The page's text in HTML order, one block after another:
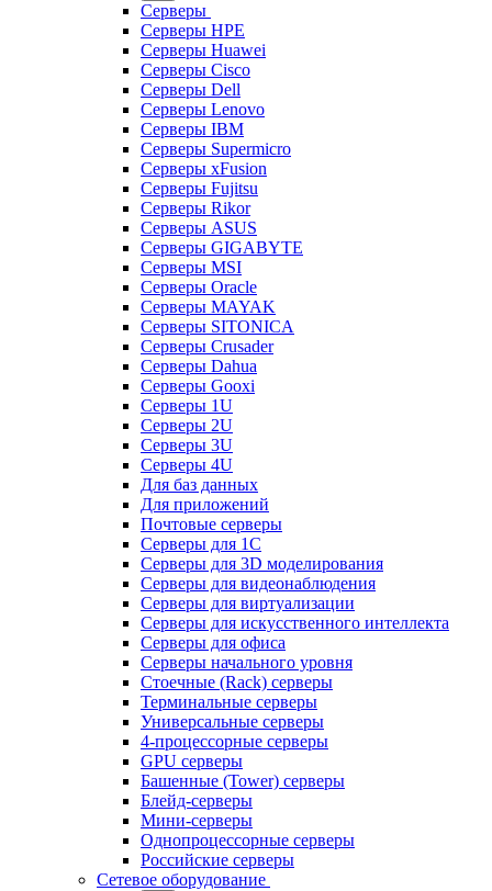
Серверы
Серверы HPE
Серверы Huawei
Серверы Cisco
Серверы Dell
Серверы Lenovo
Серверы IBM
Серверы Supermicro
Серверы xFusion
Серверы Fujitsu
Серверы Rikor
Серверы ASUS
Серверы GIGABYTE
Серверы MSI
Серверы Oracle
Серверы MAYAK
Серверы SITONICA
Серверы Crusader
Серверы Dahua
Серверы Gooxi
Серверы 1U
Серверы 2U
Серверы 3U
Серверы 4U
Для баз данных
Для приложений
Почтовые серверы
Серверы для 1С
Серверы для 3D моделирования
Серверы для видеонаблюдения
Серверы для виртуализации
Серверы для искусственного интеллекта
Серверы для офиса
Серверы начального уровня
Стоечные (Rack) серверы
Терминальные серверы
Универсальные серверы
4-процессорные серверы
GPU серверы
Башенные (Tower) серверы
Блейд-серверы
Мини-серверы
Однопроцессорные серверы
Российские серверы
Сетевое оборудование